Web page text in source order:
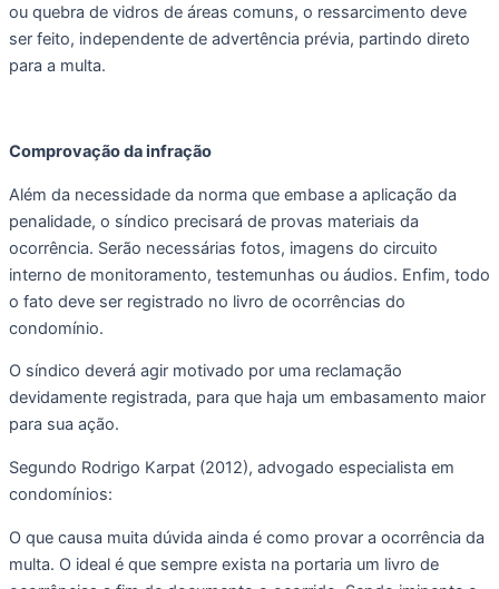
ou quebra de vidros de áreas comuns, o ressarcimento deve
ser feito, independente de advertência prévia, partindo direto
para a multa.
Comprovação da infração
Além da necessidade da norma que embase a aplicação da
penalidade, o síndico precisará de provas materiais da
ocorrência. Serão necessárias fotos, imagens do circuito
interno de monitoramento, testemunhas ou áudios. Enfim, todo
o fato deve ser registrado no livro de ocorrências do
condomínio.
O síndico deverá agir motivado por uma reclamação
devidamente registrada, para que haja um embasamento maior
para sua ação.
Segundo Rodrigo Karpat (2012), advogado especialista em
condomínios:
O que causa muita dúvida ainda é como provar a ocorrência da
multa. O ideal é que sempre exista na portaria um livro de